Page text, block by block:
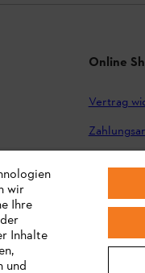
Online
Vertrag
STIHL
STIHL
wir
Ihre
Inhalte
und